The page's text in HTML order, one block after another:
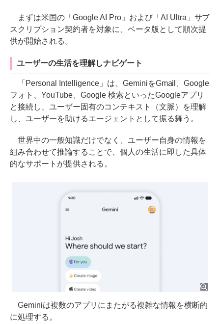
まずは米国の「Google AI Pro」および「AI Ultra」サブ
スクリプション契約者を対象に、ベータ版として順次提
供が開始される。
ユーザーの生活を理解しナビゲート
「Personal Intelligence」は、GeminiをGmail、Google
フォト、YouTube、Google 検索といったGoogleアプリ
と接続し、ユーザー固有のコンテキスト（文脈）を理解
し、ユーザーを助けるエージェントとして振る舞う。
世界中の一般知識だけでなく、ユーザー自身の情報を
組み合わせて推論することで、個人の生活に即した具体
的なサポートが提供される。
Geminiは複数のアプリにまたがる複雑な情報を横断的
に処理する。